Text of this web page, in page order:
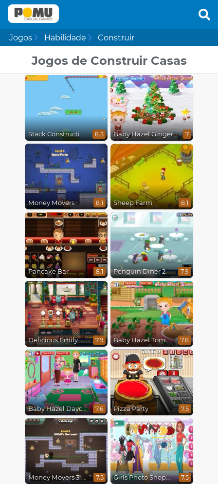
Jogos Habilidade Construir
Jogos de Construir Casas
Stack Construction 8.3 Baby Hazel Gingerbread House 7
Money Movers 8.1 Sheep Farm 8.1
Pancake Bar 8.1 Penguin Diner 2 7.9
Delicious Emily New Beginning 7.9 Baby Hazel Tomato Farming 7.8
Baby Hazel Daycare 7.6 Pizza Party 7.5
Money Movers 3: Guard Duty 7.5 Girls Photo Shopping Dress-Up 7.5